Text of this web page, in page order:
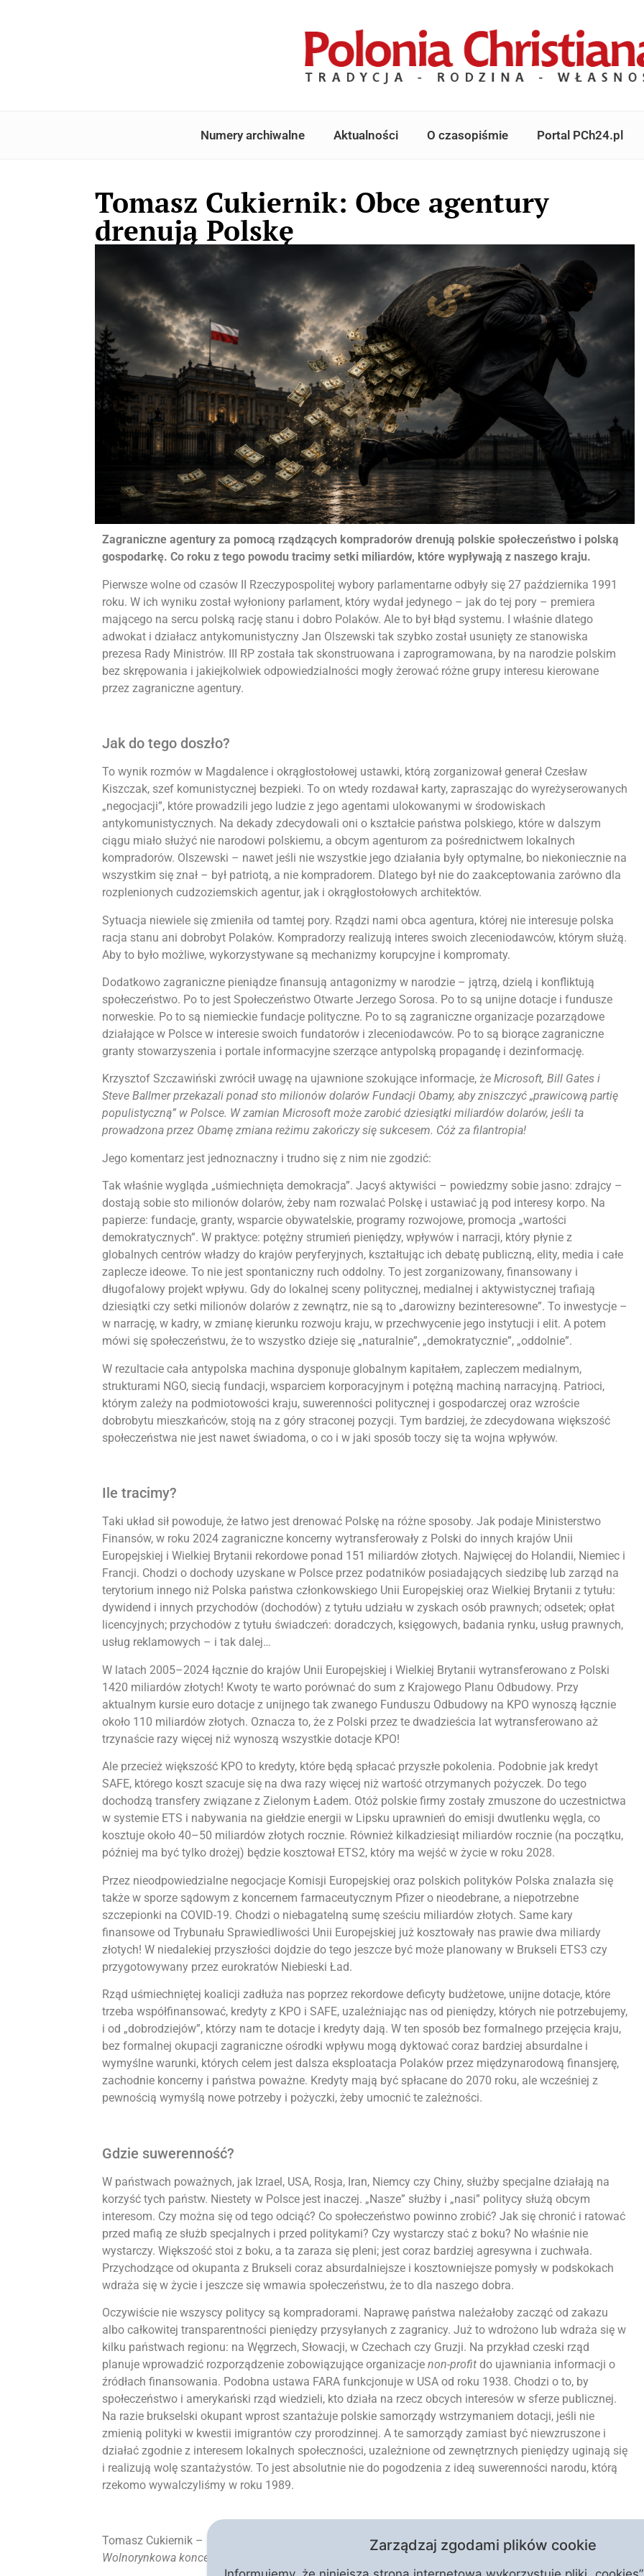
Numery archiwalne Aktualności O czasopiśmie Portal PCh24.pl
Tomasz Cukiernik: Obce agentury
drenują Polskę
Zagraniczne agentury za pomocą rządzących kompradorów drenują polskie społeczeństwo i polską
gospodarkę. Co roku z tego powodu tracimy setki miliardów, które wypływają z naszego kraju.
Pierwsze wolne od czasów II Rzeczypospolitej wybory parlamentarne odbyły się 27 października 1991
roku. W ich wyniku został wyłoniony parlament, który wydał jedynego – jak do tej pory – premiera
mającego na sercu polską rację stanu i dobro Polaków. Ale to był błąd systemu. I właśnie dlatego
adwokat i działacz antykomunistyczny Jan Olszewski tak szybko został usunięty ze stanowiska
prezesa Rady Ministrów. III RP została tak skonstruowana i zaprogramowana, by na narodzie polskim
bez skrępowania i jakiejkolwiek odpowiedzialności mogły żerować różne grupy interesu kierowane
przez zagraniczne agentury.
Jak do tego doszło?
To wynik rozmów w Magdalence i okrągłostołowej ustawki, którą zorganizował generał Czesław
Kiszczak, szef komunistycznej bezpieki. To on wtedy rozdawał karty, zapraszając do wyreżyserowanych
„negocjacji”, które prowadzili jego ludzie z jego agentami ulokowanymi w środowiskach
antykomunistycznych. Na dekady zdecydowali oni o kształcie państwa polskiego, które w dalszym
ciągu miało służyć nie narodowi polskiemu, a obcym agenturom za pośrednictwem lokalnych
kompradorów. Olszewski – nawet jeśli nie wszystkie jego działania były optymalne, bo niekoniecznie na
wszystkim się znał – był patriotą, a nie kompradorem. Dlatego był nie do zaakceptowania zarówno dla
rozplenionych cudzoziemskich agentur, jak i okrągłostołowych architektów.
Sytuacja niewiele się zmieniła od tamtej pory. Rządzi nami obca agentura, której nie interesuje polska
racja stanu ani dobrobyt Polaków. Kompradorzy realizują interes swoich zleceniodawców, którym służą.
Aby to było możliwe, wykorzystywane są mechanizmy korupcyjne i kompromaty.
Dodatkowo zagraniczne pieniądze finansują antagonizmy w narodzie – jątrzą, dzielą i konfliktują
społeczeństwo. Po to jest Społeczeństwo Otwarte Jerzego Sorosa. Po to są unijne dotacje i fundusze
norweskie. Po to są niemieckie fundacje polityczne. Po to są zagraniczne organizacje pozarządowe
działające w Polsce w interesie swoich fundatorów i zleceniodawców. Po to są biorące zagraniczne
granty stowarzyszenia i portale informacyjne szerzące antypolską propagandę i dezinformację.
Krzysztof Szczawiński zwrócił uwagę na ujawnione szokujące informacje, że Microsoft, Bill Gates i
Steve Ballmer przekazali ponad sto milionów dolarów Fundacji Obamy, aby zniszczyć „prawicową partię
populistyczną” w Polsce. W zamian Microsoft może zarobić dziesiątki miliardów dolarów, jeśli ta
prowadzona przez Obamę zmiana reżimu zakończy się sukcesem. Cóż za filantropia!
Jego komentarz jest jednoznaczny i trudno się z nim nie zgodzić:
Tak właśnie wygląda „uśmiechnięta demokracja”. Jacyś aktywiści – powiedzmy sobie jasno: zdrajcy –
dostają sobie sto milionów dolarów, żeby nam rozwalać Polskę i ustawiać ją pod interesy korpo. Na
papierze: fundacje, granty, wsparcie obywatelskie, programy rozwojowe, promocja „wartości
demokratycznych”. W praktyce: potężny strumień pieniędzy, wpływów i narracji, który płynie z
globalnych centrów władzy do krajów peryferyjnych, kształtując ich debatę publiczną, elity, media i całe
zaplecze ideowe. To nie jest spontaniczny ruch oddolny. To jest zorganizowany, finansowany i
długofalowy projekt wpływu. Gdy do lokalnej sceny politycznej, medialnej i aktywistycznej trafiają
dziesiątki czy setki milionów dolarów z zewnątrz, nie są to „darowizny bezinteresowne”. To inwestycje –
w narrację, w kadry, w zmianę kierunku rozwoju kraju, w przechwycenie jego instytucji i elit. A potem
mówi się społeczeństwu, że to wszystko dzieje się „naturalnie”, „demokratycznie”, „oddolnie”.
W rezultacie cała antypolska machina dysponuje globalnym kapitałem, zapleczem medialnym,
strukturami NGO, siecią fundacji, wsparciem korporacyjnym i potężną machiną narracyjną. Patrioci,
którym zależy na podmiotowości kraju, suwerenności politycznej i gospodarczej oraz wzroście
dobrobytu mieszkańców, stoją na z góry straconej pozycji. Tym bardziej, że zdecydowana większość
społeczeństwa nie jest nawet świadoma, o co i w jaki sposób toczy się ta wojna wpływów.
Ile tracimy?
Taki układ sił powoduje, że łatwo jest drenować Polskę na różne sposoby. Jak podaje Ministerstwo
Finansów, w roku 2024 zagraniczne koncerny wytransferowały z Polski do innych krajów Unii
Europejskiej i Wielkiej Brytanii rekordowe ponad 151 miliardów złotych. Najwięcej do Holandii, Niemiec i
Francji. Chodzi o dochody uzyskane w Polsce przez podatników posiadających siedzibę lub zarząd na
terytorium innego niż Polska państwa członkowskiego Unii Europejskiej oraz Wielkiej Brytanii z tytułu:
dywidend i innych przychodów (dochodów) z tytułu udziału w zyskach osób prawnych; odsetek; opłat
licencyjnych; przychodów z tytułu świadczeń: doradczych, księgowych, badania rynku, usług prawnych,
usług reklamowych – i tak dalej…
W latach 2005–2024 łącznie do krajów Unii Europejskiej i Wielkiej Brytanii wytransferowano z Polski
1420 miliardów złotych! Kwoty te warto porównać do sum z Krajowego Planu Odbudowy. Przy
aktualnym kursie euro dotacje z unijnego tak zwanego Funduszu Odbudowy na KPO wynoszą łącznie
około 110 miliardów złotych. Oznacza to, że z Polski przez te dwadzieścia lat wytransferowano aż
trzynaście razy więcej niż wynoszą wszystkie dotacje KPO!
Ale przecież większość KPO to kredyty, które będą spłacać przyszłe pokolenia. Podobnie jak kredyt
SAFE, którego koszt szacuje się na dwa razy więcej niż wartość otrzymanych pożyczek. Do tego
dochodzą transfery związane z Zielonym Ładem. Otóż polskie firmy zostały zmuszone do uczestnictwa
w systemie ETS i nabywania na giełdzie energii w Lipsku uprawnień do emisji dwutlenku węgla, co
kosztuje około 40–50 miliardów złotych rocznie. Również kilkadziesiąt miliardów rocznie (na początku,
później ma być tylko drożej) będzie kosztował ETS2, który ma wejść w życie w roku 2028.
Przez nieodpowiedzialne negocjacje Komisji Europejskiej oraz polskich polityków Polska znalazła się
także w sporze sądowym z koncernem farmaceutycznym Pfizer o nieodebrane, a niepotrzebne
szczepionki na COVID-19. Chodzi o niebagatelną sumę sześciu miliardów złotych. Same kary
finansowe od Trybunału Sprawiedliwości Unii Europejskiej już kosztowały nas prawie dwa miliardy
złotych! W niedalekiej przyszłości dojdzie do tego jeszcze być może planowany w Brukseli ETS3 czy
przygotowywany przez eurokratów Niebieski Ład.
Rząd uśmiechniętej koalicji zadłuża nas poprzez rekordowe deficyty budżetowe, unijne dotacje, które
trzeba współfinansować, kredyty z KPO i SAFE, uzależniając nas od pieniędzy, których nie potrzebujemy,
i od „dobrodziejów”, którzy nam te dotacje i kredyty dają. W ten sposób bez formalnego przejęcia kraju,
bez formalnej okupacji zagraniczne ośrodki wpływu mogą dyktować coraz bardziej absurdalne i
wymyślne warunki, których celem jest dalsza eksploatacja Polaków przez międzynarodową finansjerę,
zachodnie koncerny i państwa poważne. Kredyty mają być spłacane do 2070 roku, ale wcześniej z
pewnością wymyślą nowe potrzeby i pożyczki, żeby umocnić te zależności.
Gdzie suwerenność?
W państwach poważnych, jak Izrael, USA, Rosja, Iran, Niemcy czy Chiny, służby specjalne działają na
korzyść tych państw. Niestety w Polsce jest inaczej. „Nasze” służby i „nasi” politycy służą obcym
interesom. Czy można się od tego odciąć? Co społeczeństwo powinno zrobić? Jak się chronić i ratować
przed mafią ze służb specjalnych i przed politykami? Czy wystarczy stać z boku? No właśnie nie
wystarczy. Większość stoi z boku, a ta zaraza się pleni; jest coraz bardziej agresywna i zuchwała.
Przychodzące od okupanta z Brukseli coraz absurdalniejsze i kosztowniejsze pomysły w podskokach
wdraża się w życie i jeszcze się wmawia społeczeństwu, że to dla naszego dobra.
Oczywiście nie wszyscy politycy są kompradorami. Naprawę państwa należałoby zacząć od zakazu
albo całkowitej transparentności pieniędzy przysyłanych z zagranicy. Już to wdrożono lub wdraża się w
kilku państwach regionu: na Węgrzech, Słowacji, w Czechach czy Gruzji. Na przykład czeski rząd
planuje wprowadzić rozporządzenie zobowiązujące organizacje non-profit do ujawniania informacji o
źródłach finansowania. Podobna ustawa FARA funkcjonuje w USA od roku 1938. Chodzi o to, by
społeczeństwo i amerykański rząd wiedzieli, kto działa na rzecz obcych interesów w sferze publicznej.
Na razie brukselski okupant wprost szantażuje polskie samorządy wstrzymaniem dotacji, jeśli nie
zmienią polityki w kwestii imigrantów czy prorodzinnej. A te samorządy zamiast być niewzruszone i
działać zgodnie z interesem lokalnych społeczności, uzależnione od zewnętrznych pieniędzy uginają się
i realizują wolę szantażystów. To jest absolutnie nie do pogodzenia z ideą suwerenności narodu, którą
rzekomo wywalczyliśmy w roku 1989.
Tomasz Cukiernik – prawnik i publicysta, autor książek:Sabotaż klimatyczny,Dwadzieścia lat w Unii
Wolnorynkowa koncepcja państwa
Zarządzaj zgodami plików cookie